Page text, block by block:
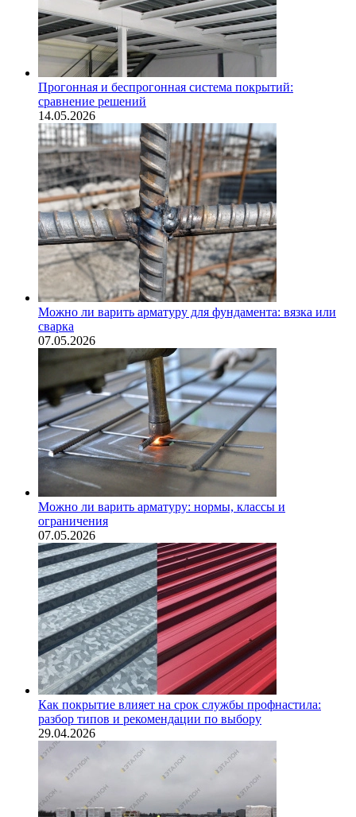
Прогонная и беспрогонная система покрытий:
сравнение решений
14.05.2026
Можно ли варить арматуру для фундамента: вязка или
сварка
07.05.2026
Можно ли варить арматуру: нормы, классы и
ограничения
07.05.2026
Как покрытие влияет на срок службы профнастила:
разбор типов и рекомендации по выбору
29.04.2026